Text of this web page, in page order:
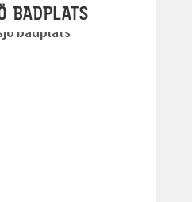
BADPLATS